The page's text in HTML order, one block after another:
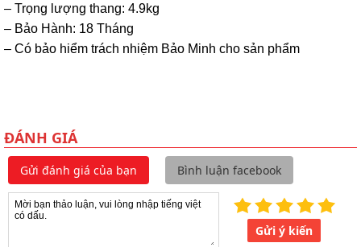
– Trọng lượng thang: 4.9kg
– Bảo Hành: 18 Tháng
– Có bảo hiểm trách nhiệm Bảo Minh cho sản phẩm
ĐÁNH GIÁ
Gửi đánh giá của bạn Bình luận facebook
Gửi ý kiến